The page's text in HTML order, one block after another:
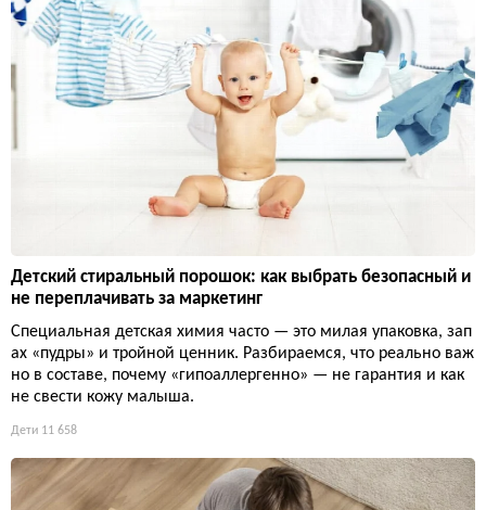
Детский стиральный порошок: как выбрать безопасный и
не переплачивать за маркетинг
Специальная детская химия часто — это милая упаковка, зап
ах «пудры» и тройной ценник. Разбираемся, что реально важ
но в составе, почему «гипоаллергенно» — не гарантия и как
не свести кожу малыша.
Дети 11 658